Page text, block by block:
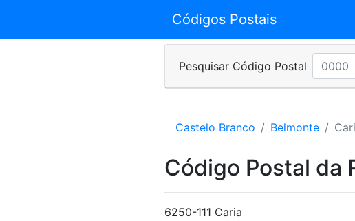
Códigos Postais
Pesquisar Código Postal
Castelo Branco Belmonte
Código Postal da
6250-111 Caria